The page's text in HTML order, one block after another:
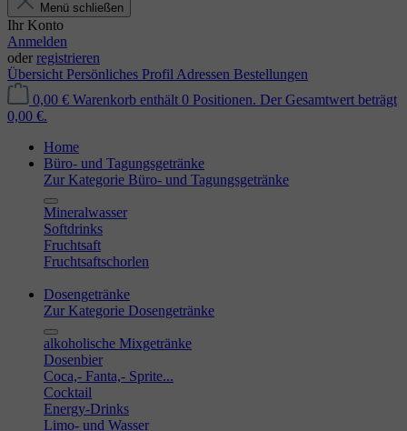
Menü schließen
Ihr Konto
Anmelden
oder registrieren
Übersicht Persönliches Profil Adressen Bestellungen
0,00 € Warenkorb enthält 0 Positionen. Der Gesamtwert beträgt
0,00 €.
Home
Büro- und Tagungsgetränke
Zur Kategorie Büro- und Tagungsgetränke
Mineralwasser
Softdrinks
Fruchtsaft
Fruchtsaftschorlen
Dosengetränke
Zur Kategorie Dosengetränke
alkoholische Mixgetränke
Dosenbier
Coca,- Fanta,- Sprite...
Cocktail
Energy-Drinks
Limo- und Wasser